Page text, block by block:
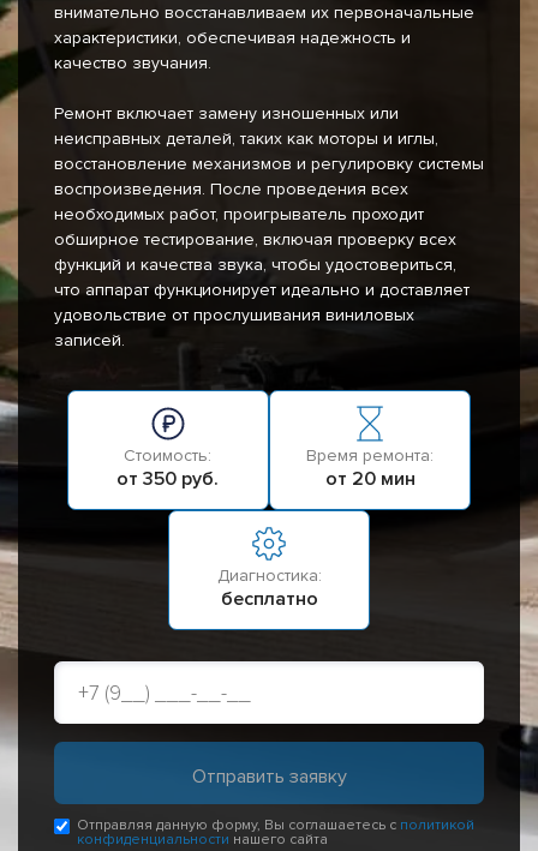
внимательно восстанавливаем их первоначальные
характеристики, обеспечивая надежность и
качество звучания.
Ремонт включает замену изношенных или
неисправных деталей, таких как моторы и иглы,
восстановление механизмов и регулировку системы
воспроизведения. После проведения всех
необходимых работ, проигрыватель проходит
обширное тестирование, включая проверку всех
функций и качества звука, чтобы удостовериться,
что аппарат функционирует идеально и доставляет
удовольствие от прослушивания виниловых
записей.
Стоимость:
от 350 руб.
Время ремонта:
от 20 мин
Диагностика:
бесплатно
Отправляя данную форму, Вы соглашаетесь с политикой
конфиденциальности нашего сайта